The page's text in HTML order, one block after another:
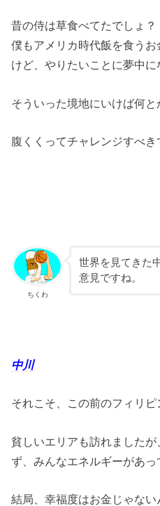
昔の侍は草食べてたでしょ？
僕もアメリカ時代飯を食う
けど、やりたいことに夢中に
そういった境地にいけば何と
腹くくってチャレンジすべき
ちくわ
世界を見てきた
意見ですね。
中川
それこそ、この前のフィリピ
貧しいエリアも訪れました
ず、みんなエネルギーがあっ
結局、幸福度はお金じゃない